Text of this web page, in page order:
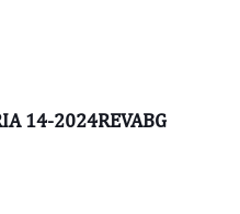
14-2024REVABG